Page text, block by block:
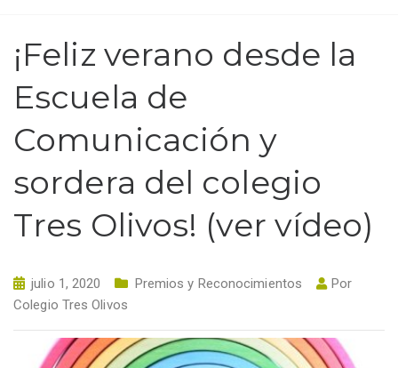
¡Feliz verano desde la
Escuela de
Comunicación y
sordera del colegio
Tres Olivos! (ver vídeo)
julio 1, 2020 Premios y Reconocimientos
Por
Colegio Tres Olivos